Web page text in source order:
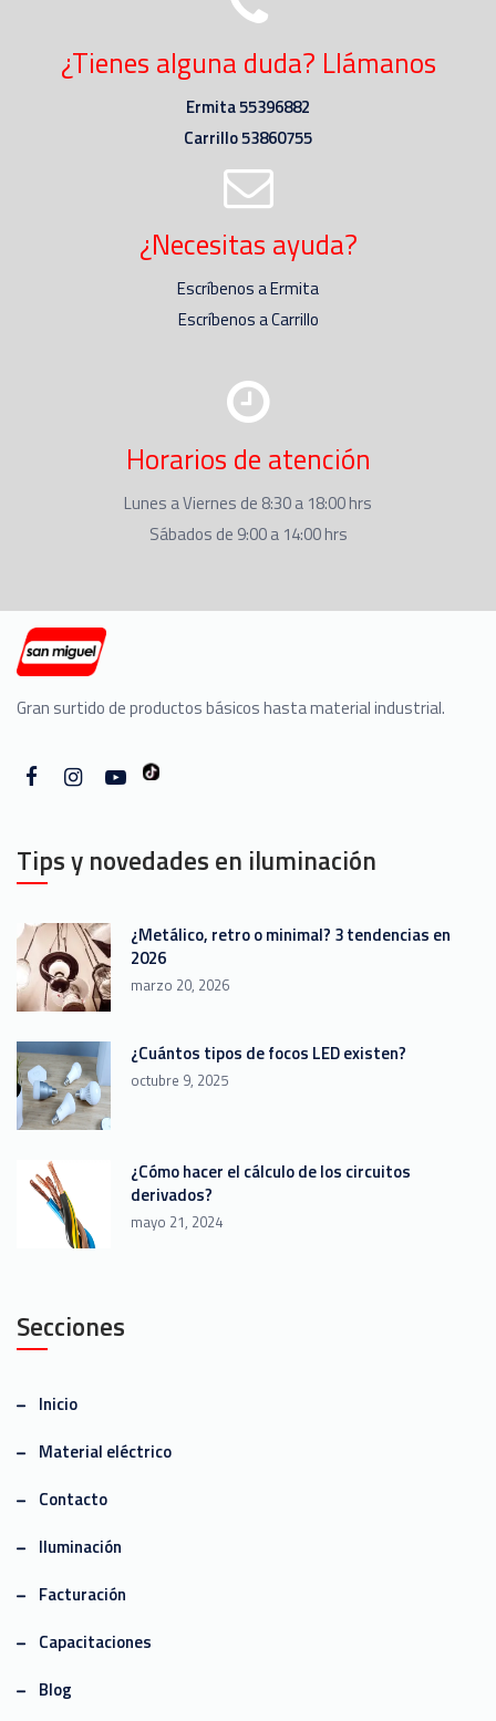
¿Tienes alguna duda? Llámanos
Ermita 55396882
Carrillo 53860755
¿Necesitas ayuda?
Escríbenos a Ermita
Escríbenos a Carrillo
Horarios de atención
Lunes a Viernes de 8:30 a 18:00 hrs
Sábados de 9:00 a 14:00 hrs
Gran surtido de productos básicos hasta material industrial.
Tips y novedades en iluminación
¿Metálico, retro o minimal? 3 tendencias en
2026
marzo 20, 2026
¿Cuántos tipos de focos LED existen?
octubre 9, 2025
¿Cómo hacer el cálculo de los circuitos
derivados?
mayo 21, 2024
Secciones
Inicio
Material eléctrico
Contacto
Iluminación
Facturación
Capacitaciones
Blog